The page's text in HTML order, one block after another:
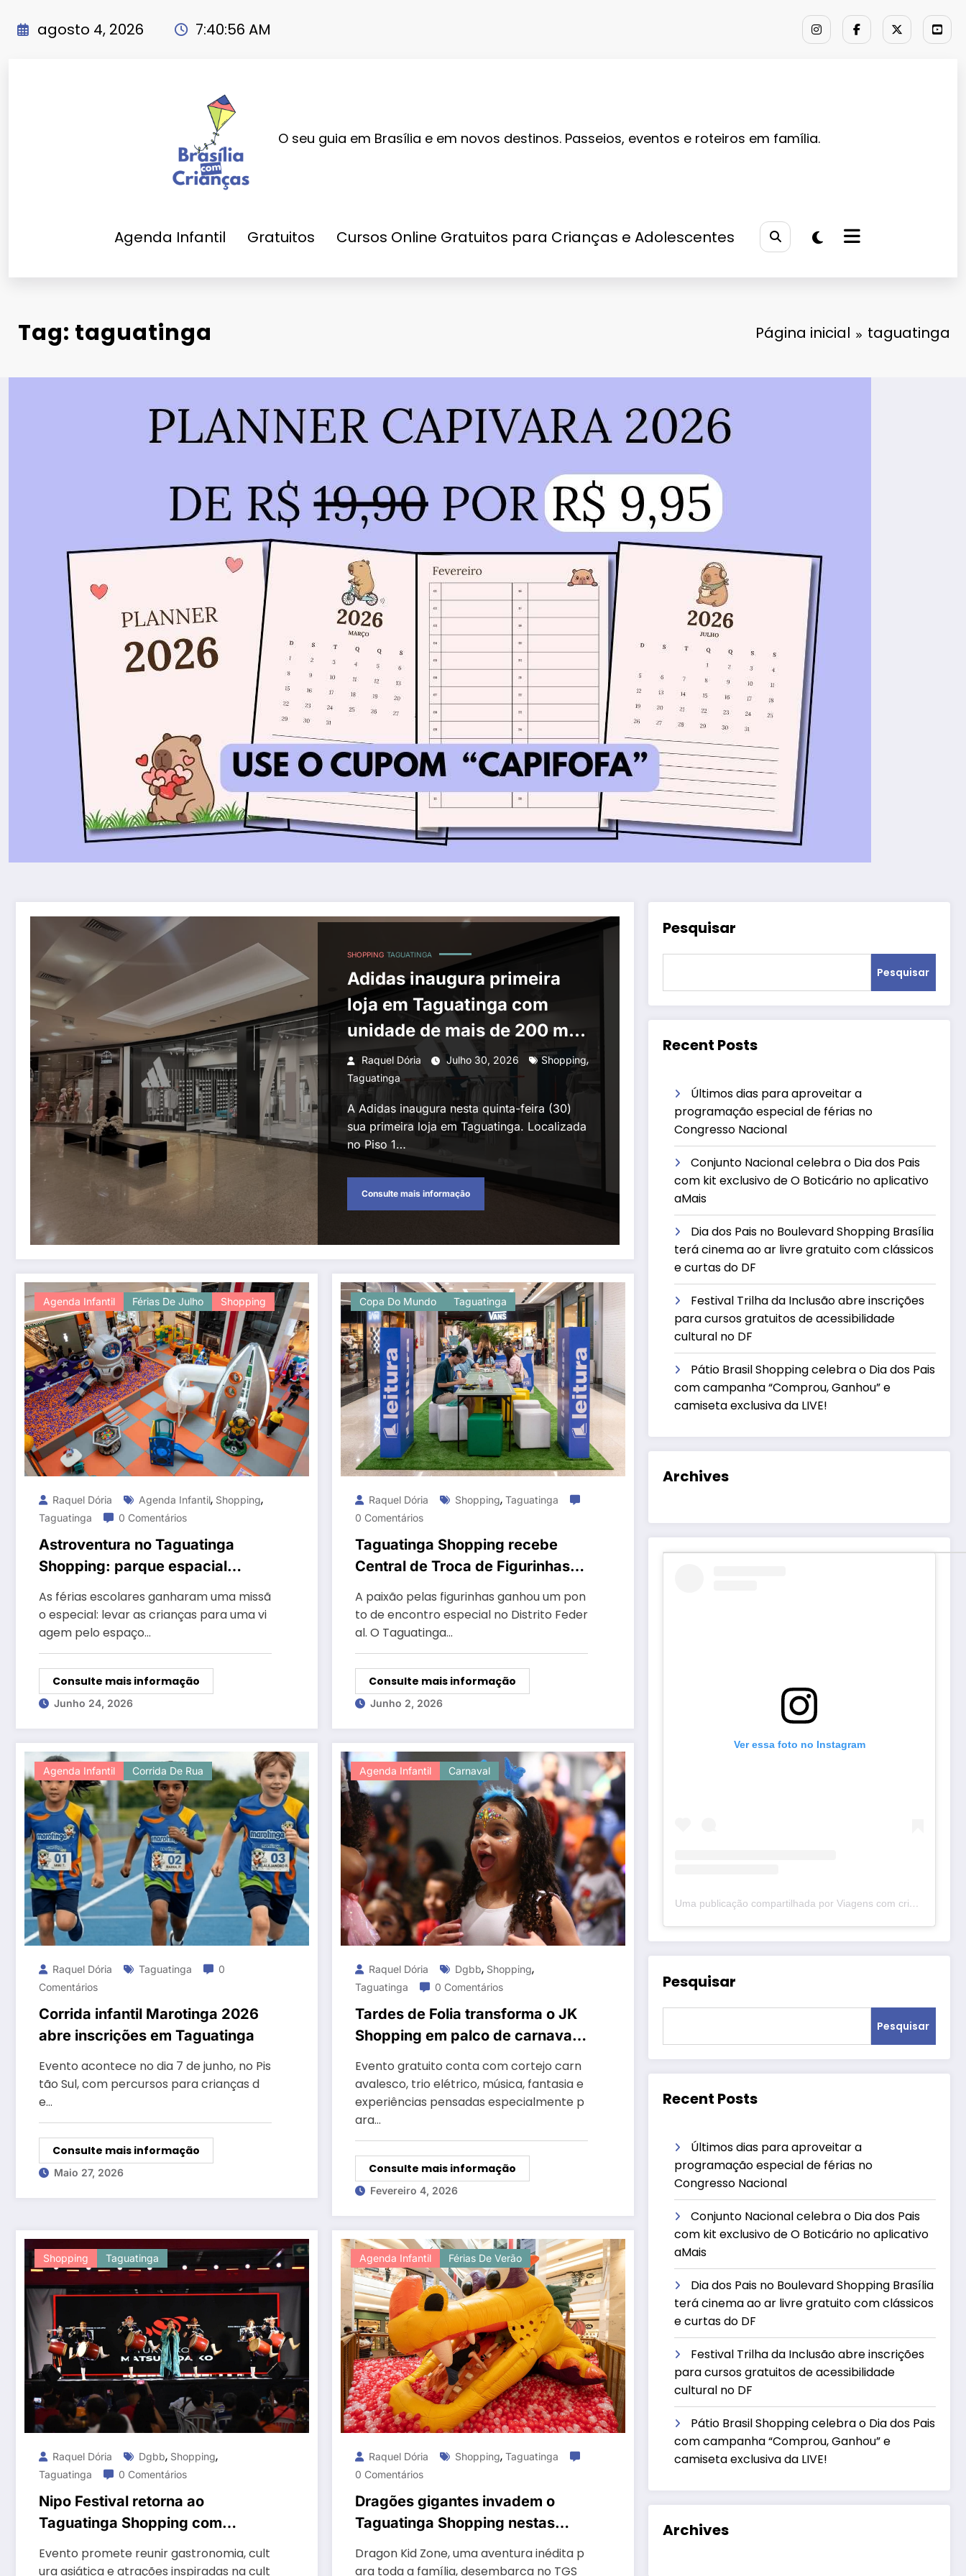
para
agosto 4, 2026 7:40:58 AM
O seu guia em Brasília e em novos destinos. Passeios, eventos e roteiros em família.
Agenda Infantil Gratuitos Cursos Online Gratuitos para Crianças e Adolescentes
Tag: taguatinga Página inicial taguatinga
SHOPPING TAGUATINGA
Adidas inaugura primeira
loja em Taguatinga com
unidade de mais de 200 m²
no Taguatinga Shopping
Raquel Dória Julho 30, 2026 Shopping,
Taguatinga
A Adidas inaugura nesta quinta-feira (30)
sua primeira loja em Taguatinga. Localizada
no Piso 1…
Consulte mais informação
Agenda Infantil Férias De Julho Shopping
Raquel Dória Agenda Infantil, Shopping,
Taguatinga 0 Comentários
Astroventura no Taguatinga
Shopping: parque espacial
infantil é atração de férias em
Brasília
As férias escolares ganharam uma missã
o especial: levar as crianças para uma vi
agem pelo espaço…
Consulte mais informação
Junho 24, 2026
Copa Do Mundo Taguatinga
Raquel Dória Shopping, Taguatinga
0 Comentários
Taguatinga Shopping recebe
Central de Troca de Figurinhas
A paixão pelas figurinhas ganhou um pon
to de encontro especial no Distrito Feder
al. O Taguatinga…
Consulte mais informação
Junho 2, 2026
Agenda Infantil Corrida De Rua
Raquel Dória Taguatinga
0
Comentários
Corrida infantil Marotinga 2026
abre inscrições em Taguatinga
Evento acontece no dia 7 de junho, no Pis
tão Sul, com percursos para crianças d
e…
Consulte mais informação
Maio 27, 2026
Agenda Infantil Carnaval
Raquel Dória Dgbb, Shopping,
Taguatinga 0 Comentários
Tardes de Folia transforma o JK
Shopping em palco de carnaval
Evento gratuito conta com cortejo carn
avalesco, trio elétrico, música, fantasia e
experiências pensadas especialmente p
ara…
Consulte mais informação
Fevereiro 4, 2026
Shopping Taguatinga
Raquel Dória Dgbb, Shopping,
Taguatinga 0 Comentários
Nipo Festival retorna ao
Taguatinga Shopping com
mangás
Evento promete reunir gastronomia, cult
ura asiática e atrações inspiradas na cult
Agenda Infantil Férias De Verão
Raquel Dória Shopping, Taguatinga
0 Comentários
Dragões gigantes invadem o
Taguatinga Shopping nestas
Dragon Kid Zone, uma aventura inédita p
ara toda a família, desembarca no TGS
Pesquisar
Pesquisar
Recent Posts
Últimos dias para aproveitar a
programação especial de férias no
Congresso Nacional
Conjunto Nacional celebra o Dia dos Pais
com kit exclusivo de O Boticário no aplicativo
aMais
Dia dos Pais no Boulevard Shopping Brasília
terá cinema ao ar livre gratuito com clássicos
e curtas do DF
Festival Trilha da Inclusão abre inscrições
para cursos gratuitos de acessibilidade
cultural no DF
Pátio Brasil Shopping celebra o Dia dos Pais
com campanha “Comprou, Ganhou” e
camiseta exclusiva da LIVE!
Archives
Ver essa foto no Instagram
Uma publicação compartilhada por Viagens com crianças
Pesquisar
Pesquisar
Recent Posts
Últimos dias para aproveitar a
programação especial de férias no
Congresso Nacional
Conjunto Nacional celebra o Dia dos Pais
com kit exclusivo de O Boticário no aplicativo
aMais
Dia dos Pais no Boulevard Shopping Brasília
terá cinema ao ar livre gratuito com clássicos
e curtas do DF
Festival Trilha da Inclusão abre inscrições
para cursos gratuitos de acessibilidade
cultural no DF
Pátio Brasil Shopping celebra o Dia dos Pais
com campanha “Comprou, Ganhou” e
camiseta exclusiva da LIVE!
Archives